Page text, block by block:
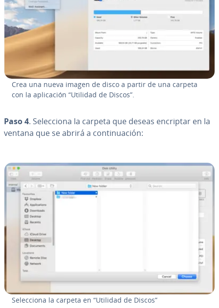
Crea una nueva imagen de disco a partir de una carpeta
con la apli­ca­ción “Utilidad de Discos”.
Paso 4. Se­le­c­cio­na la carpeta que deseas encriptar en la
ventana que se abrirá a co­n­ti­nua­ción:
Se­le­c­cio­na la carpeta en “Utilidad de Discos”